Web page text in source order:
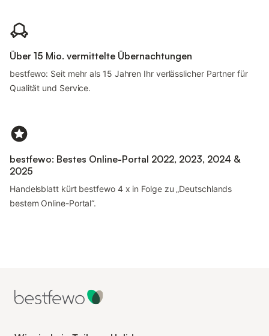
Über 15 Mio. vermittelte Übernachtungen
bestfewo: Seit mehr als 15 Jahren Ihr verlässlicher Partner für
Qualität und Service.
bestfewo: Bestes Online-Portal 2022, 2023, 2024 &
2025
Handelsblatt kürt bestfewo 4 x in Folge zu „Deutschlands
bestem Online-Portal“.